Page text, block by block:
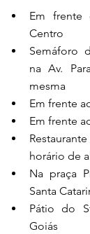
Em frente
Centro
Semáforo
na Av.
mesma
Em frente
Em frente
horário de
Na praça
Santa
Pátio do
Goiás